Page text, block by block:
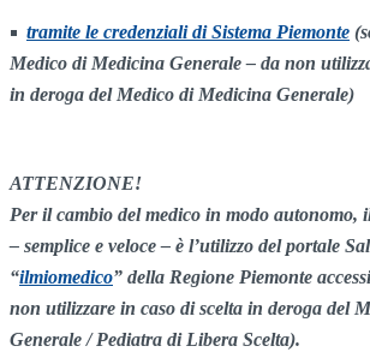
tramite le credenziali di Sistema Piemonte
Medico di Medicina Generale – da non
in deroga del Medico di Medicina Generale)
ATTENZIONE!
Per il cambio del medico in modo autonomo,
– semplice e veloce – è l’utilizzo del portale
“ilmiomedico” della Regione Piemonte
non utilizzare in caso di scelta in deroga del
Generale / Pediatra di Libera Scelta).